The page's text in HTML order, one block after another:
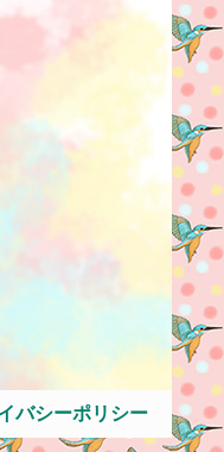
バシーポリシー